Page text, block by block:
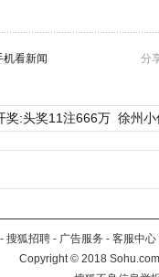
分
机看新闻
奖:头奖11注666万 徐州
- 搜狐招聘 - 广告服务 - 客服中心
Copyright©2018